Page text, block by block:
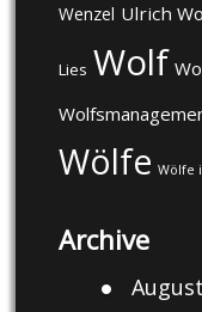
Wenzel Ulrich
Lies Wolf
Wölfe Wölfe
Archive